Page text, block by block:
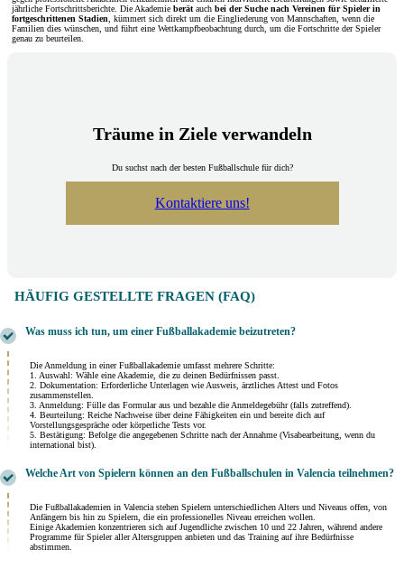
jährliche Fortschrittsberichte. Die Akademie berät auch bei der Suche nach Vereinen für Spieler in
fortgeschrittenen Stadien , kümmert sich direkt um die Eingliederung von Mannschaften, wenn die
Familien dies wünschen, und führt eine Wettkampfbeobachtung durch, um die Fortschritte der Spieler
genau zu beurteilen.
Träume in Ziele verwandeln
Du suchst nach der besten Fußballschule für dich?
Kontaktiere uns!
HÄUFIG GESTELLTE FRAGEN (FAQ)
Was muss ich tun, um einer Fußballakademie beizutreten?
Die Anmeldung in einer Fußballakademie umfasst mehrere Schritte:
1. Auswahl: Wähle eine Akademie, die zu deinen Bedürfnissen passt.
2. Dokumentation: Erforderliche Unterlagen wie Ausweis, ärztliches Attest und Fotos
zusammenstellen.
3. Anmeldung: Fülle das Formular aus und bezahle die Anmeldegebühr (falls zutreffend).
4. Beurteilung: Reiche Nachweise über deine Fähigkeiten ein und bereite dich auf
Vorstellungsgespräche oder körperliche Tests vor.
5. Bestätigung: Befolge die angegebenen Schritte nach der Annahme (Visabearbeitung, wenn du
international bist).
Welche Art von Spielern können an den Fußballschulen in Valencia teilnehmen?
Die Fußballakademien in Valencia stehen Spielern unterschiedlichen Alters und Niveaus offen, von
Anfängern bis hin zu Spielern, die ein professionelles Niveau erreichen wollen.
Einige Akademien konzentrieren sich auf Jugendliche zwischen 10 und 22 Jahren, während andere
Programme für Spieler aller Altersgruppen anbieten und das Training auf ihre Bedürfnisse
abstimmen.